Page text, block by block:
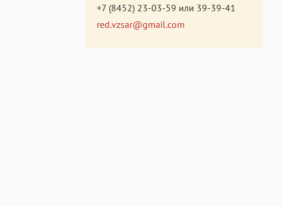
+7 (8452) 23-03-59 или 39-39-41
red.vzsar@gmail.com